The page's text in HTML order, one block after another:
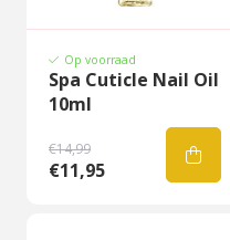
Op voorraad
Spa Cuticle Nail Oil
10ml
€14,99
€11,95